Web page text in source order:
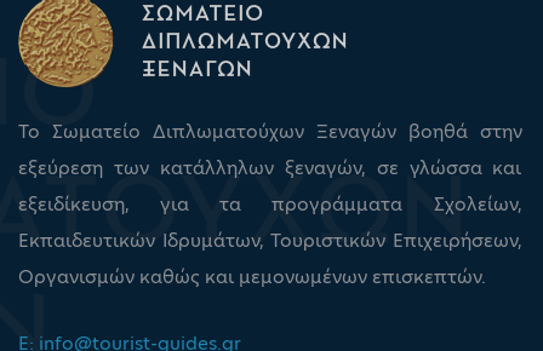
Το Σωματείο Διπλωματούχων Ξεναγών βοηθά στην
εξεύρεση των κατάλληλων ξεναγών, σε γλώσσα και
εξειδίκευση, για τα προγράμματα Σχολείων,
Εκπαιδευτικών Ιδρυμάτων, Τουριστικών Επιχειρήσεων,
Οργανισμών καθώς και μεμονωμένων επισκεπτών.
E: info@tourist-guides.gr